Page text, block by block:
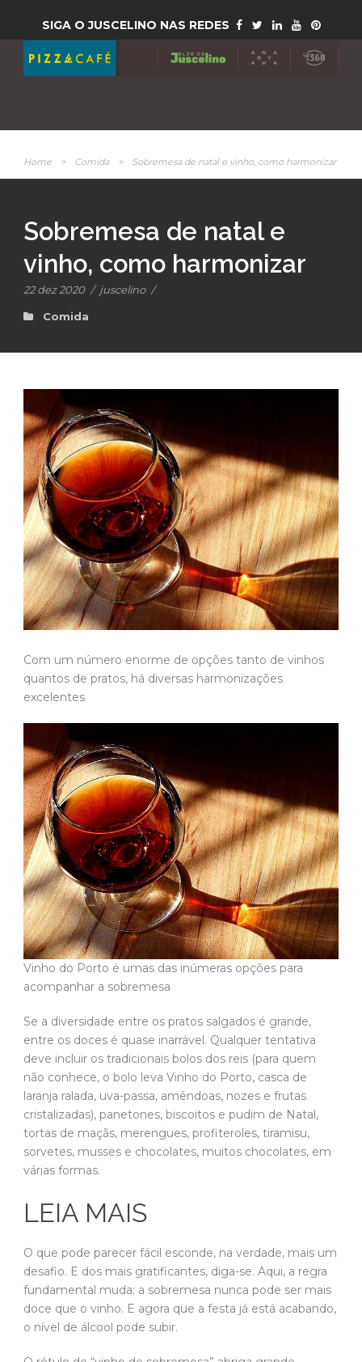
SIGA O JUSCELINO NAS REDES
Home > Comida > Sobremesa de natal e vinho, como harmonizar
Sobremesa de natal e
vinho, como harmonizar
22 dez 2020 / juscelino /
Comida
Com um número enorme de opções tanto de vinhos
quantos de pratos, há diversas harmonizações
excelentes
Vinho do Porto é umas das inúmeras opções para
acompanhar a sobremesa
Se a diversidade entre os pratos salgados é grande,
entre os doces é quase inarrável. Qualquer tentativa
deve incluir os tradicionais bolos dos reis (para quem
não conhece, o bolo leva Vinho do Porto, casca de
laranja ralada, uva-passa, amêndoas, nozes e frutas
cristalizadas), panetones, biscoitos e pudim de Natal,
tortas de maçãs, merengues, profiteroles, tiramisu,
sorvetes, musses e chocolates, muitos chocolates, em
várias formas.
LEIA MAIS
O que pode parecer fácil esconde, na verdade, mais um
desafio. E dos mais gratificantes, diga-se. Aqui, a regra
fundamental muda: a sobremesa nunca pode ser mais
doce que o vinho. E agora que a festa já está acabando,
o nível de álcool pode subir.